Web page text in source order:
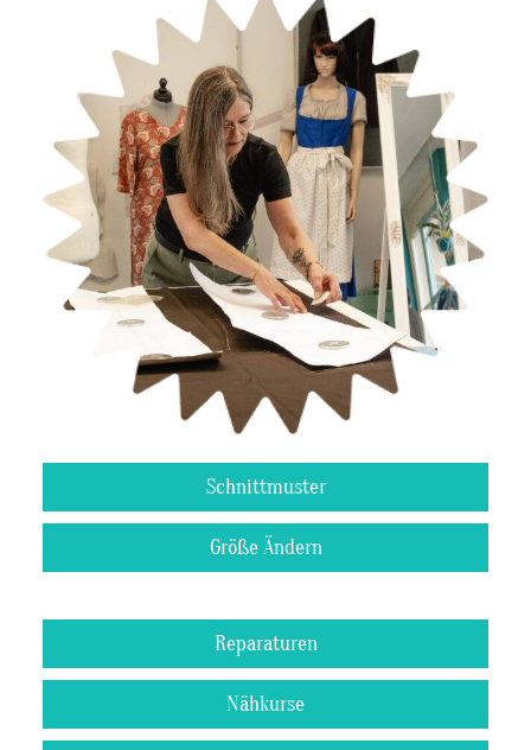
Schnittmuster
Größe Ändern
Reparaturen
Nähkurse